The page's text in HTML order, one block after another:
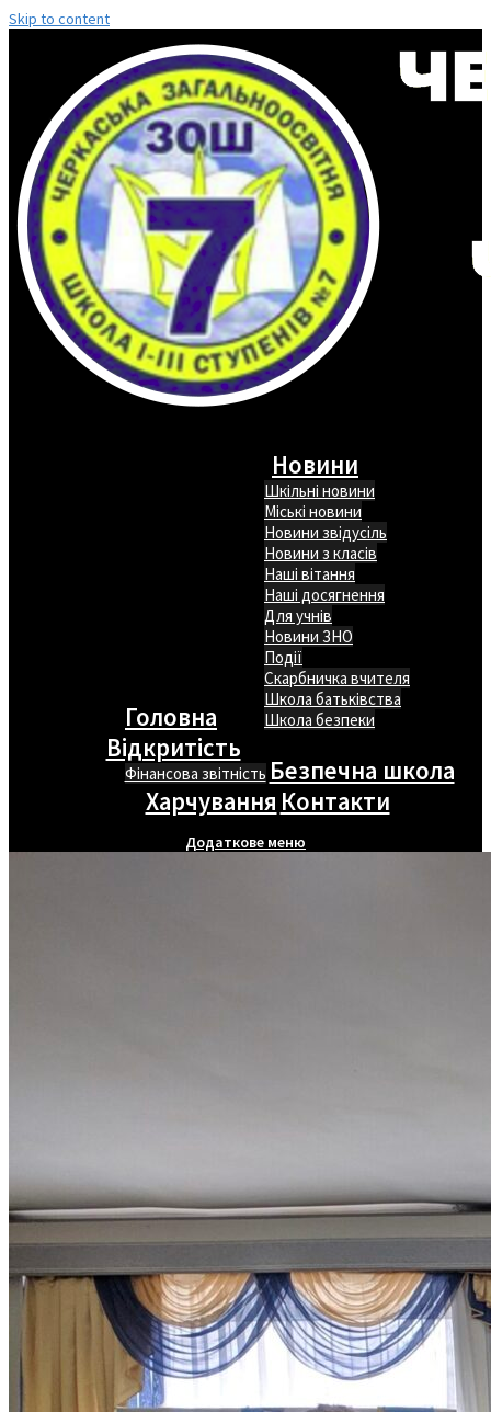
Skip to content
Головна
Новини
Шкільні новини
Міські новини
Новини звідусіль
Новини з класів
Наші вітання
Наші досягнення
Для учнів
Новини ЗНО
Події
Скарбничка вчителя
Школа батьківства
Школа безпеки
Відкритість
Фінансова звітність Безпечна школа
Харчування Контакти
Додаткове меню